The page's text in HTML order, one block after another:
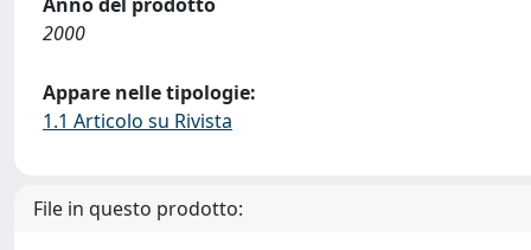
2000
Appare nelle tipologie:
1.1 Articolo su Rivista
File in questo prodotto: